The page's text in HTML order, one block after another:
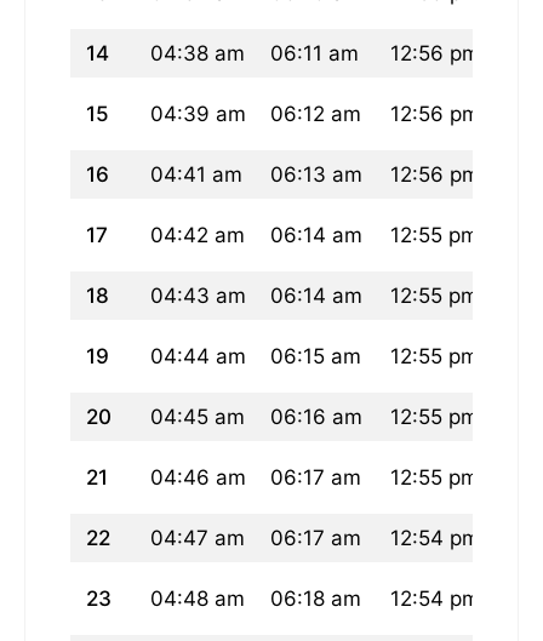
14 04:38 am 06:11 am 12:56 pm
15 04:39 am 06:12 am 12:56 pm
16 04:41 am 06:13 am 12:56 pm
17 04:42 am 06:14 am 12:55 pm
18 04:43 am 06:14 am 12:55 pm
19 04:44 am 06:15 am 12:55 pm
20 04:45 am 06:16 am 12:55 pm
21 04:46 am 06:17 am 12:55 pm
22 04:47 am 06:17 am 12:54 pm
23 04:48 am 06:18 am 12:54 pm